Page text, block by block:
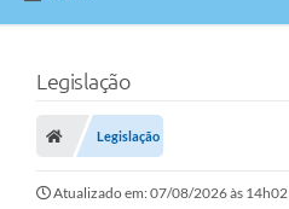
Legislação
Legislação
Atualizado em: 07/08/2026 às 14h02